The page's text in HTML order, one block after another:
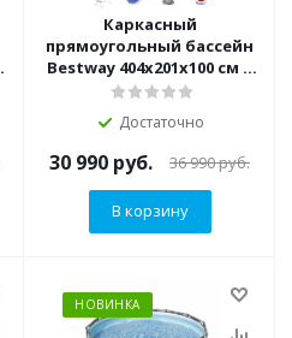
Каркасный
прямоугольный бассейн
Bestway 404х201х100 см +
лестница, фильтр-насос
Достаточно
30 990 руб. 36 990руб.
В корзину
НОВИНКА